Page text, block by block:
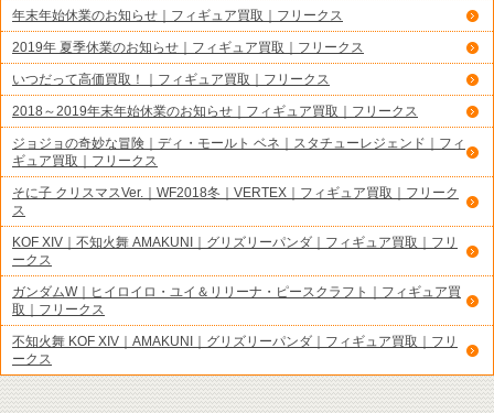
年末年始休業のお知らせ｜フィギュア買取｜フリークス
2019年 夏季休業のお知らせ｜フィギュア買取｜フリークス
いつだって高価買取！｜フィギュア買取｜フリークス
2018～2019年末年始休業のお知らせ｜フィギュア買取｜フリークス
ジョジョの奇妙な冒険｜ディ・モールト ベネ｜スタチューレジェンド｜フィ
ギュア買取｜フリークス
そに子 クリスマスVer.｜WF2018冬｜VERTEX｜フィギュア買取｜フリーク
ス
KOF XIV｜不知火舞 AMAKUNI｜グリズリーパンダ｜フィギュア買取｜フリ
ークス
ガンダムW｜ヒイロイロ・ユイ＆リリーナ・ピースクラフト｜フィギュア買
取｜フリークス
不知火舞 KOF XIV｜AMAKUNI｜グリズリーパンダ｜フィギュア買取｜フリ
ークス